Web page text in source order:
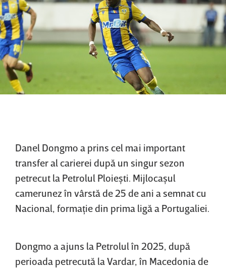
Danel Dongmo a prins cel mai important
transfer al carierei după un singur sezon
petrecut la Petrolul Ploieşti. Mijlocaşul
camerunez în vârstă de 25 de ani a semnat cu
Nacional, formaţie din prima ligă a Portugaliei.
Dongmo a ajuns la Petrolul în 2025, după
perioada petrecută la Vardar, în Macedonia de